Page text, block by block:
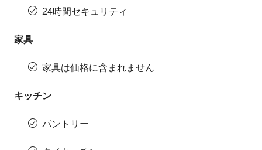
24時間セキュリティ
家具
家具は価格に含まれません
キッチン
パントリー